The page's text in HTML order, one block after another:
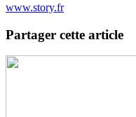
www.story.fr
Partager cette article